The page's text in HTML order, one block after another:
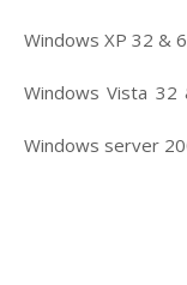
Windows XP 32 &
Windows Vista
Windows server